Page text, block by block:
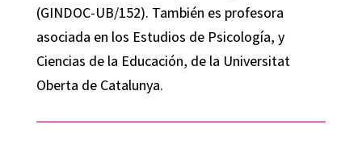
(GINDOC-UB/152). También es profesora
asociada en los Estudios de Psicología, y
Ciencias de la Educación, de la Universitat
Oberta de Catalunya.